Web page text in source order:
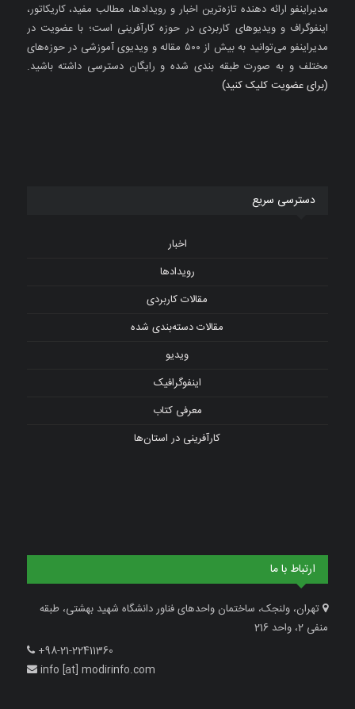
مدیراینفو ارائه دهنده تازه‌ترین اخبار و رویدادها، مطالب مفید، کاریکاتور،
اینفوگراف و ویدیوهای کاربردی در حوزه کارآفرینی است؛ با عضویت در
مدیراینفو می‌توانید به بیش از ۵۰۰ مقاله و ویدیوی آموزشی در حوزه‌های
مختلف و به صورت طبقه بندی شده و رایگان دسترسی داشته باشید.
(برای عضویت کلیک کنید)
دسترسی سریع
اخبار
رویدادها
مقالات کاربردی
مقالات دسته‌بندی شده
ویدیو
اینفوگرافیک
معرفی کتاب
کارآفرینی در استان‌ها
ارتباط با ما
تهران، ولنجک، ساختمان واحدهای فناور دانشگاه شهید بهشتی، طبقه
منفی 2، واحد 216
+98-21-22411360
info [at] modirinfo.com